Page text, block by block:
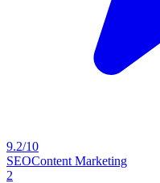
9.2/10
SEOContent Marketing
2